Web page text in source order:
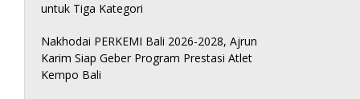
untuk Tiga Kategori
Nakhodai PERKEMI Bali 2026-2028, Ajrun
Karim Siap Geber Program Prestasi Atlet
Kempo Bali